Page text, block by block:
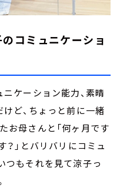
コミュニケーショ
ケーション能力、素晴
ど、ちょっと前に一緒
お母さんと「何ヶ月です
？」とバリバリにコミュ
つもそれを見て涼子っ